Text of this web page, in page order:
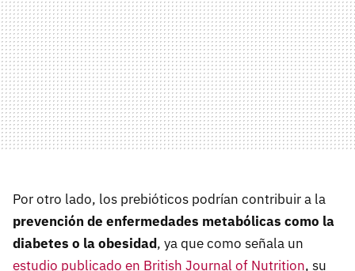
Por otro lado, los prebióticos podrían contribuir a la
prevención de enfermedades metabólicas como la
diabetes o la obesidad, ya que como señala un
estudio publicado en British Journal of Nutrition, su